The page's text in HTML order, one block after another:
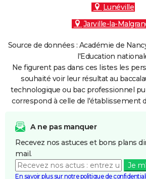
Lunéville
Jarville-la-
Source de données : Académie de
l'Education
Ne figurent pas dans ces listes les
souhaité voir leur résultat au
technologique ou bac professionnel
correspond à celle de l'établissement
A ne pas manquer
Recevez nos astuces et bons plans
mail.
Je
En savoir plus sur notre politique de